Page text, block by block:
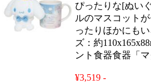
ぴったりな[ぬい
ルのマスコット
ったりほかにも
ズ：約
ント食器食器「
¥3,519 -